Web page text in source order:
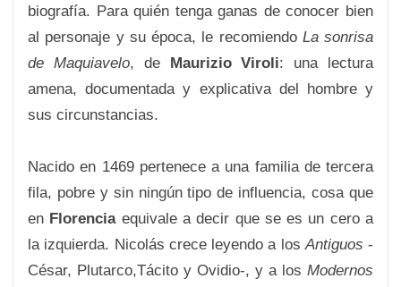
biografía. Para quién tenga ganas de conocer bien
al personaje y su época, le recomiendo La sonrisa
de Maquiavelo, de Maurizio Viroli: una lectura
amena, documentada y explicativa del hombre y
sus circunstancias.
Nacido en 1469 pertenece a una familia de tercera
fila, pobre y sin ningún tipo de influencia, cosa que
en Florenciaequivale a decir que se es un cero a
la izquierda. Nicolás crece leyendo a losAntiguos -
César, Plutarco,Tácito y Ovidio-, y a los Modernos